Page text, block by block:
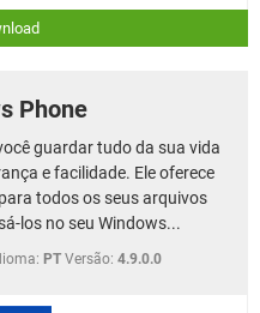
Phone
guardar tudo da sua vida
e facilidade. Ele oferece
todos os seus arquivos
los no seu Windows...
PT Versão: 4.9.0.0